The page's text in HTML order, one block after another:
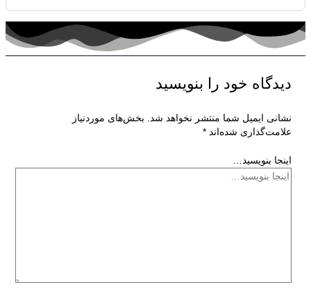
دیدگاه‌ خود را بنویسید
نشانی ایمیل شما منتشر نخواهد شد. بخش‌های موردنیاز
علامت‌گذاری شده‌اند *
اینجا بنویسید…